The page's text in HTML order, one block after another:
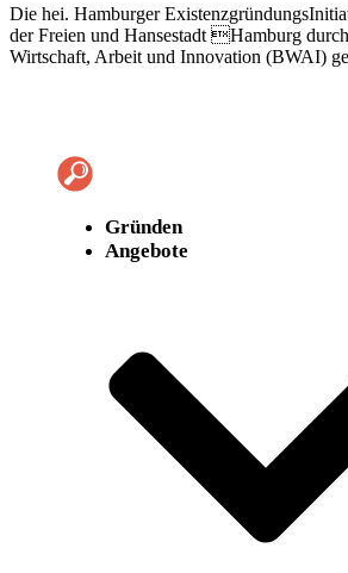
Die hei. Hamburger
der Freien und Hansestadt Hamburg
Wirtschaft, Arbeit und Innovation (BWAI)
Gründen
Angebote